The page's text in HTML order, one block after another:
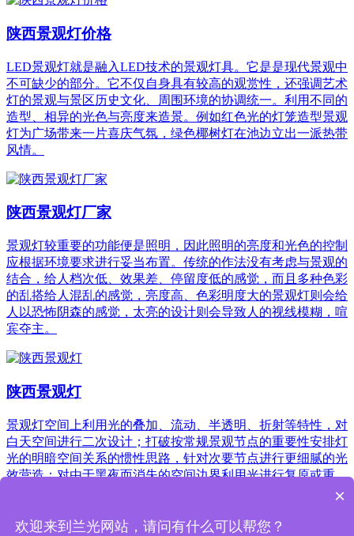
陕西景观灯价格
LED景观灯就是融入LED技术的景观灯具。它是是现代景观中
不可缺少的部分。它不仅自身具有较高的观赏性，还强调艺术
灯的景观与景区历史文化、周围环境的协调统一。利用不同的
造型、相异的光色与亮度来造景。例如红色光的灯笼造型景观
灯为广场带来一片喜庆气氛，绿色椰树灯在池边立出一派热带
风情。
陕西景观灯厂家
景观灯较重要的功能便是照明，因此照明的亮度和光色的控制
应根据环境要求进行妥当布置。传统的作法没有考虑与景观的
结合，给人档次低、效果差、停留度低的感觉，而且多种色彩
的乱搭给人混乱的感觉，亮度高、色彩明度大的景观灯则会给
人以恐怖阴森的感觉，太亮的设计则会导致人的视线模糊，喧
宾夺主。
陕西景观灯
景观灯空间上利用光的叠加、流动、半透明、折射等特性，对
白天空间进行二次设计；打破按常规景观节点的重要性安排灯
光的明暗空间关系的惯性思路，针对次要节点进行更细腻的光
效营造；对由于黑夜而消失的空间边界利用光进行复原或重
共10条记录<上一页1下一页>
×
欢迎来到兰光网站，请问有什么可以帮您？